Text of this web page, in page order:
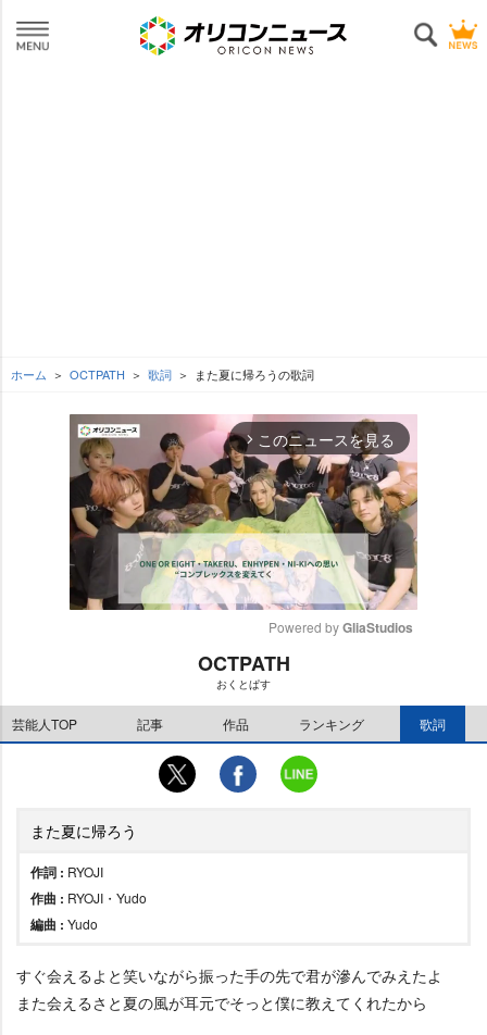
ホーム OCTPATH 歌詞 また夏に帰ろうの歌詞
arrow_forward_ios このニュースを見る
e
Powered by GliaStudios
OCTPATH
おくとぱす
芸能人TOP 記事 作品 ランキング 歌詞
また夏に帰ろう
作詞 : RYOJI
作曲 : RYOJI・Yudo
編曲 : Yudo
すぐ会えるよと笑いながら振った手の先で君が滲んでみえたよ
また会えるさと夏の風が耳元でそっと僕に教えてくれたから